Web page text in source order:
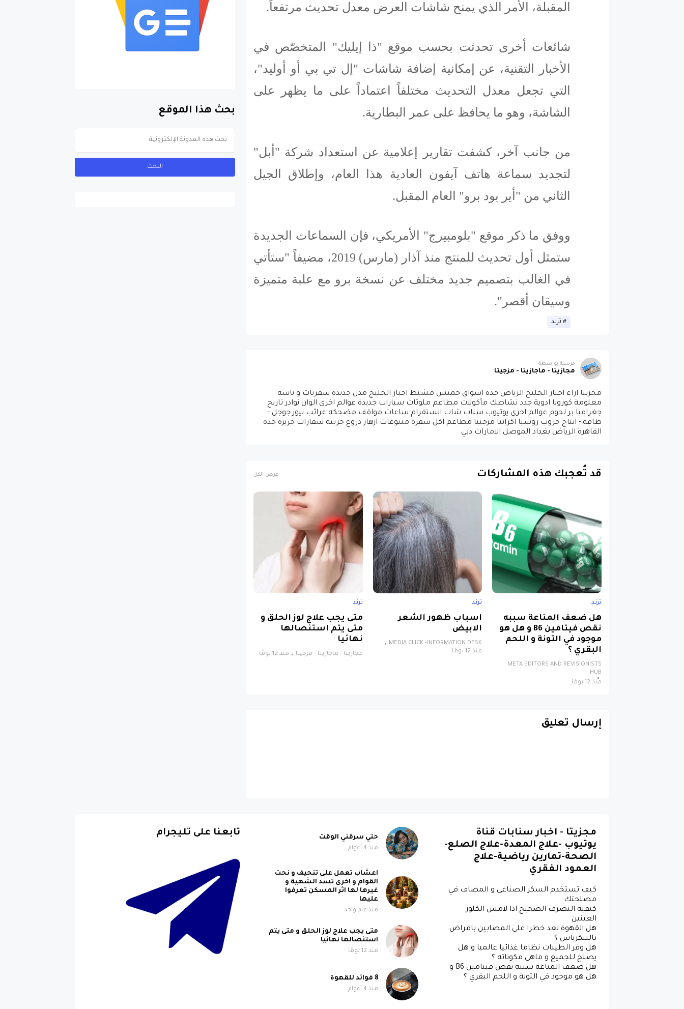
المقبلة، الأمر الذي يمنح شاشات العرض معدل تحديث مرتفعاً.
شائعات أخرى تحدثت بحسب موقع "ذا إيليك" المتخصّص في
الأخبار التقنية، عن إمكانية إضافة شاشات "إل تي بي أو أوليد"،
التي تجعل معدل التحديث مختلفاً اعتماداً على ما يظهر على
الشاشة، وهو ما يحافظ على عمر البطارية.
من جانب آخر، كشفت تقارير إعلامية عن استعداد شركة "أبل"
لتجديد سماعة هاتف آيفون العادية هذا العام، وإطلاق الجيل
الثاني من "أير بود برو" العام المقبل.
ووفق ما ذكر موقع "بلومبيرج" الأمريكي، فإن السماعات الجديدة
ستمثل أول تحديث للمنتج منذ آذار (مارس) 2019، مضيفاً "ستأتي
في الغالب بتصميم جديد مختلف عن نسخة برو مع علبة متميزة
وسيقان أقصر".
ترند
مرسلة بواسطة
مجازيتا - ماجازيتا - مزجيتا
مجزيتا اراء اخبار الخليج الرياض جدة اسواق خميس مشيط اخبار الخليج مدن جديدة سفريات و ناسة
معلومة كورونا ادوية جدد نشاطك مأكولات مطاعم ملوثات سيارات جديدة عوالم اخرى الوان نوادر تاريخ
جغرافيا بر لحوم عوالم اخرى يوتيوب سناب شات انستقرام ساعات مواقف مضحكة غرائب نيوز جوجل -
طاقة - انتاج حروب روسيا اكرانيا مزجيتا مطاعم اكل سفرة متنوعات ازهار دروع حربية سفارات جريزة جدة
القاهرة الرياض بغداد الموصل الامارات دبي
قد تُعجبك هذه المشاركات عرض الكل
ترند
هل ضعف المناعة سببه
نقص فيتامين B6 و هل هو
موجود في التونة و اللحم
البقري ؟
META EDITORS AND REVISIONISTS
HUB
منذ 12 يومًا
ترند
اسباب ظهور الشعر
الابيض
MEDIA CLICK -INFORMATION DESK
منذ 12 يومًا
ترند
متى يجب علاج لوز الحلق و
متى يتم استئصالها
نهائيا
مجازيتا - ماجازيتا - مزجيتا منذ 12 يومًا
إرسال تعليق
بحث هذا الموقع
مجزيتا - اخبار سنابات قناة
يوتيوب -علاج المعدة-علاج الصلع-
الصحة-تمارين رياضية-علاج
العمود الفقري
كيف تستخدم السكر الصناعي و المضاف في
مصلحتك
كيفية التصرف الصحيح اذا لامس الكلور
العينين
هل القهوة تعد خطرا على المصابين بامراض
بالبنكرياس ؟
هل وفر الطيبات نظاما غذائيا عالميا و هل
يصلح للجميع و ماهي مكوناته ؟
هل ضعف المناعة سببه نقص فيتامين B6 و
هل هو موجود في التونة و اللحم البقري ؟
حتي سرقني الوقت
منذ 4 أعوام
اعشاب تعمل على تنحيف و نحت
القوام و اخرى تسد الشهية و
غيرها لها اثر المسكن تعرفوا
عليها
منذ عام واحد
متى يجب علاج لوز الحلق و متى يتم
استئصالها نهائيا
منذ 12 يومًا
8 فوائد للقهوة
منذ 4 أعوام
تابعنا على تليجرام